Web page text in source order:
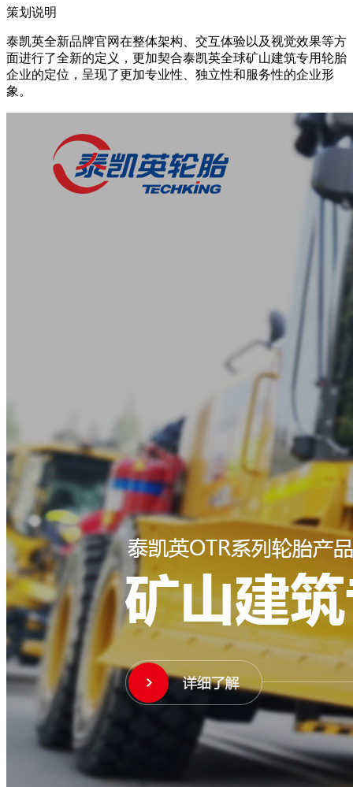
策划说明
泰凯英全新品牌官网在整体架构、交互体验以及视觉效果等方
面进行了全新的定义，更加契合泰凯英全球矿山建筑专用轮胎
企业的定位，呈现了更加专业性、独立性和服务性的企业形
象。